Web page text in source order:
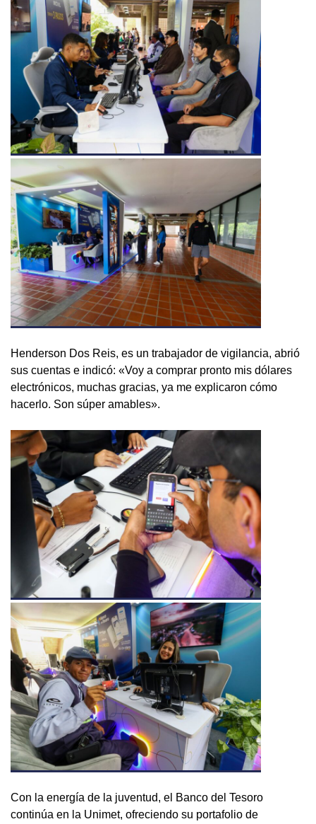
Henderson Dos Reis, es un trabajador de vigilancia, abrió
sus cuentas e indicó: «Voy a comprar pronto mis dólares
electrónicos, muchas gracias, ya me explicaron cómo
hacerlo. Son súper amables».
Con la energía de la juventud, el Banco del Tesoro
continúa en la Unimet, ofreciendo su portafolio de